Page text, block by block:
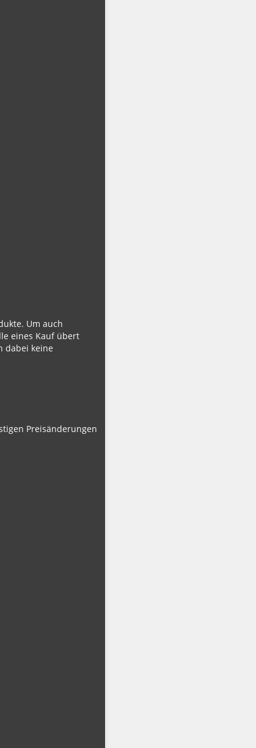
Um auch
eines Kauf übert
dabei keine
Preisänderungen